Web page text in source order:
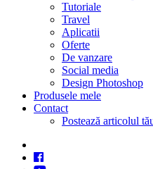
Tutoriale
Travel
Aplicatii
Oferte
De vanzare
Social media
Design Photoshop
Produsele mele
Contact
Postează articolul